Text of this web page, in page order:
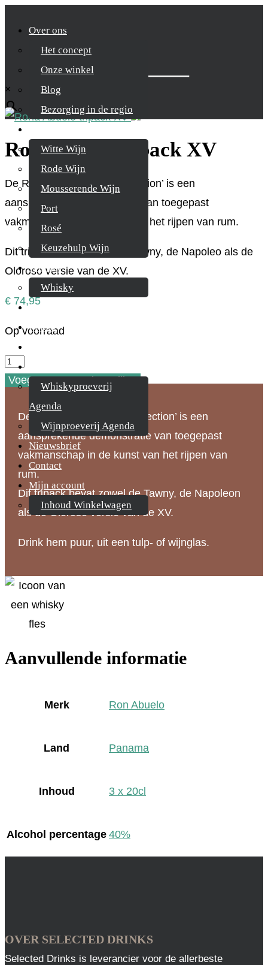
Over ons
Het concept
Onze winkel
Blog
Bezorging in de regio
Witte Wijn
Rode Wijn
Mousserende Wijn
Port
Rosé
Keuzehulp Wijn
Whisky
Whisky
Cognac
Likeur
Whiskyproeverij
Agenda
Wijnproeverij Agenda
Nieuwsbrief
Contact
Mijn account
Inhoud Winkelwagen
Zoek je product
×
Ron Abuelo tripack XV
De Ron Abuelo ‘Finish Collection’ is een
aansprekende demonstratie van toegepast
vakmanschap in de kunst van het rijpen van rum.
Dit tripack bevat zowel de Tawny, de Napoleo als de
Oloroso versie van de XV.
€ 74,95
Op voorraad
Ron
Abuelo
aantal
Voeg toe aan uw bestelling
De Ron Abuelo ‘Finish Collection’ is een
aansprekende demonstratie van toegepast
vakmanschap in de kunst van het rijpen van
rum.
Dit tripack bevat zowel de Tawny, de Napoleon
als de Oloroso versie van de XV.
Drink hem puur, uit een tulp- of wijnglas.
Aanvullende informatie
Merk Ron Abuelo
Land Panama
Inhoud 3 x 20cl
Alcohol percentage 40%
OVER SELECTED DRINKS
Selected Drinks is leverancier voor de allerbeste